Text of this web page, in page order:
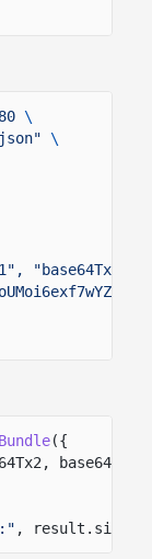
\
\
"base64Tx2"],
({
,